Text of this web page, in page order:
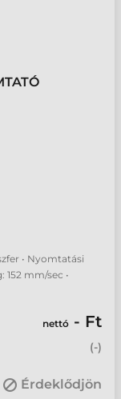
• Nyomtatási
152 mm/sec •
nettó - Ft
(-)
Érdeklődjön